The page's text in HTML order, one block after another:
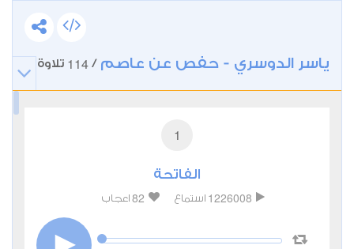
ياسر الدوسري - حفص عن عاصم /
114 تلاوة
1
الفاتحة
1226008 استماع 82 اعجاب